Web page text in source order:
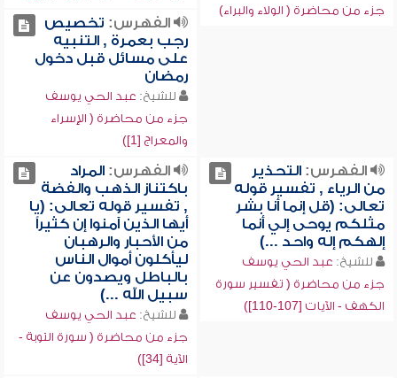
جزء من محاضرة ( الولاء والبراء)
الفهرس: تخصيص
رجب بعمرة , التنبيه
على مسائل قبل دخول
رمضان
للشيخ: عبد الحي يوسف
جزء من محاضرة ( الإسراء
والمعراج [1])
الفهرس:التحذير
من الرياء , تفسير قوله
تعالى: (قل إنما أنا بشر
مثلكم يوحى إلي أنما
إلهكم إله واحد ...)
للشيخ: عبد الحي يوسف
جزء من محاضرة ( تفسير سورة
الكهف - الآيات [107-110])
الفهرس:المراد
باكتناز الذهب والفضة
, تفسير قوله تعالى: (يا
أيها الذين آمنوا إن كثيراً
من الأحبار والرهبان
ليأكلون أموال الناس
بالباطل ويصدون عن
سبيل الله ...)
للشيخ: عبد الحي يوسف
جزء من محاضرة ( سورة التوبة -
الآية [34])